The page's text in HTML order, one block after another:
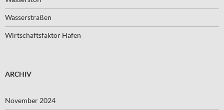
Wasserstraßen
Wirtschaftsfaktor Hafen
ARCHIV
November 2024